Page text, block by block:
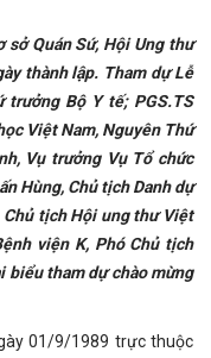
sở Quán Sứ, Hội Ung thư
thành lập. Tham dự Lễ
trưởng Bộ Y tế; PGS.TS
Việt Nam, Nguyên Thứ
Vụ trưởng Vụ Tổ chức
Hùng, Chủ tịch Danh dự
Chủ tịch Hội ung thư Việt
viện K, Phó Chủ tịch
biểu tham dự chào mừng
01/9/1989 trực thuộc